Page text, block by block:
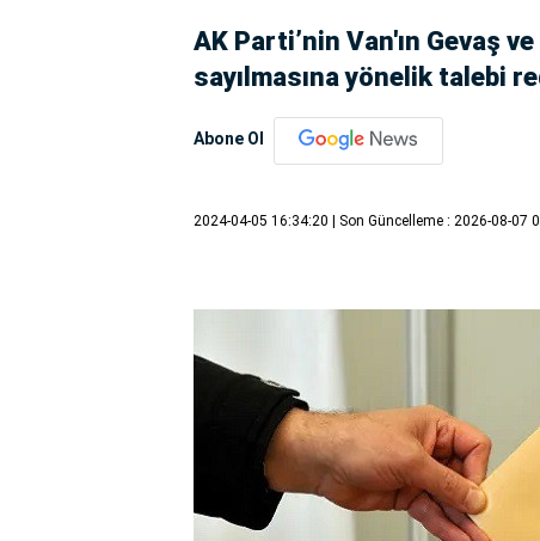
AK Parti’nin Van'ın Gevaş
sayılmasına yönelik talebi
Abone Ol
2024-04-05 16:34:20 | Son Güncelleme : 2026-08-07